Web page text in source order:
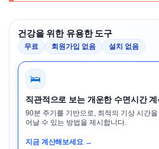
건강을 위한 유용한 도구
무료 회원가입 없음 설치 없음
🛌
직관적으로 보는 개운한 수면시간 계
90분 주기를 기반으로, 최적의 기상 시간
어날 수 있는 방법을 제시합니다.
지금 계산해보세요 →